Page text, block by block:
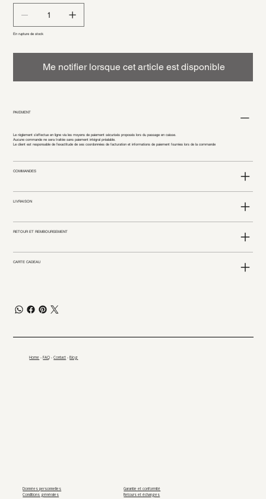
En rupture de stock
Me notifier lorsque cet article est disponible
PAIEMENT
Le règlement s’effectue en ligne via les moyens de paiement sécurisés proposés lors du passage en caisse.
Aucune commande ne sera traitée sans paiement intégral préalable.
Le client est responsable de l’exactitude de ses coordonnées de facturation et informations de paiement fournies lors de la commande
COMMANDES
LIVRAISON
RETOUR ET REMBOURSEMENT
CARTE CADEAU
Home -FAQ -Contact -Blog
Données personnelles
Conditions générales
Garantie et conformité
Retours et échanges